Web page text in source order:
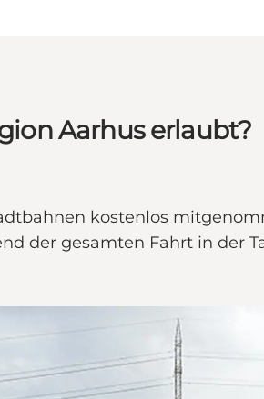
Aarhus erlaubt?
kostenlos
der gesamten Fahrt in der